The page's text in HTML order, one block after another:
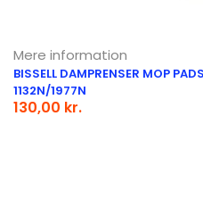
Mere information
BISSELL DAMPRENSER MOP
1132N/1977N
130,00 kr.